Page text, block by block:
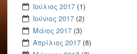
Ιούλιος 2017 (1)
Ιούνιος 2017 (2)
Μάιος 2017 (3)
Απρίλιος 2017 (8)